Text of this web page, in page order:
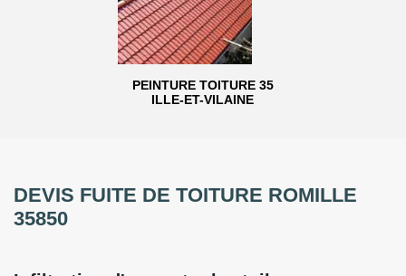
PEINTURE TOITURE 35
ILLE-ET-VILAINE
DEVIS FUITE DE TOITURE ROMILLE
35850